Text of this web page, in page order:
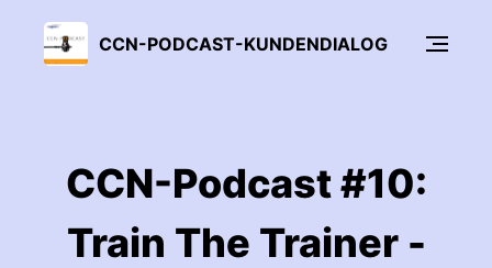
CCN-PODCAST-KUNDENDIALOG
CCN-Podcast #10:
Train The Trainer -